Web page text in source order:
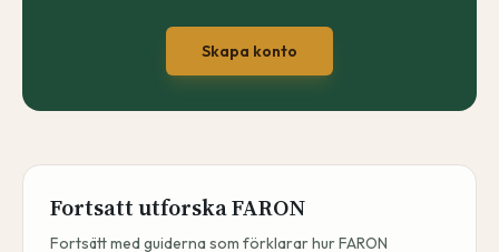
Skapa konto
Fortsatt utforska FARON
Fortsätt med guiderna som förklarar hur FARON